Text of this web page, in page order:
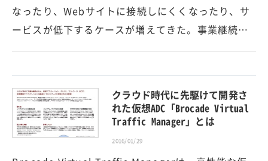
なったり、Webサイトに接続しにくくなったり、サ
ービスが低下するケースが増えてきた。事業継続…
クラウド時代に先駆けて開発さ
れた仮想ADC「Brocade Virtual
Traffic Manager」とは
2016/01/29